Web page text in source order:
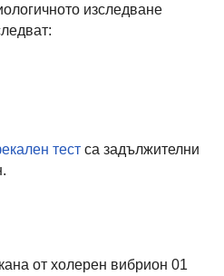
изследване
тест са задължителни
от холерен вибрион 01